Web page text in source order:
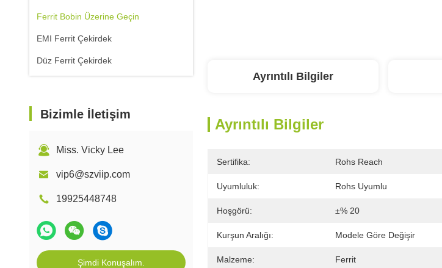
Ferrit Bobin Üzerine Geçin
EMI Ferrit Çekirdek
Düz Ferrit Çekirdek
Bizimle İletişim
Miss. Vicky Lee
vip6@szviip.com
19925448748
Şimdi Konuşalım.
Ayrıntılı Bilgiler
Ayrıntılı Bilgiler
Sertifika: Rohs Reach
Uyumluluk: Rohs Uyumlu
Hoşgörü: ±% 20
Kurşun Aralığı: Modele Göre Değişir
Malzeme: Ferrit